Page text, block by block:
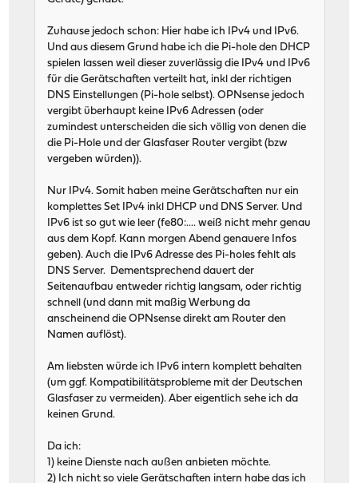
Zuhause jedoch schon: Hier habe ich IPv4 und IPv6.
Und aus diesem Grund habe ich die Pi-hole den DHCP
spielen lassen weil dieser zuverlässig die IPv4 und IPv6
für die Gerätschaften verteilt hat, inkl der richtigen
DNS Einstellungen (Pi-hole selbst). OPNsense jedoch
vergibt überhaupt keine IPv6 Adressen (oder
zumindest unterscheiden die sich völlig von denen die
die Pi-Hole und der Glasfaser Router vergibt (bzw
vergeben würden)).
Nur IPv4. Somit haben meine Gerätschaften nur ein
komplettes Set IPv4 inkl DHCP und DNS Server. Und
IPv6 ist so gut wie leer (fe80:.... weiß nicht mehr genau
aus dem Kopf. Kann morgen Abend genauere Infos
geben). Auch die IPv6 Adresse des Pi-holes fehlt als
DNS Server. Dementsprechend dauert der
Seitenaufbau entweder richtig langsam, oder richtig
schnell (und dann mit maßig Werbung da
anscheinend die OPNsense direkt am Router den
Namen auflöst).
Am liebsten würde ich IPv6 intern komplett behalten
(um ggf. Kompatibilitätsprobleme mit der Deutschen
Glasfaser zu vermeiden). Aber eigentlich sehe ich da
keinen Grund.
Da ich:
1) keine Dienste nach außen anbieten möchte.
2) Ich nicht so viele Gerätschaften intern habe das ich